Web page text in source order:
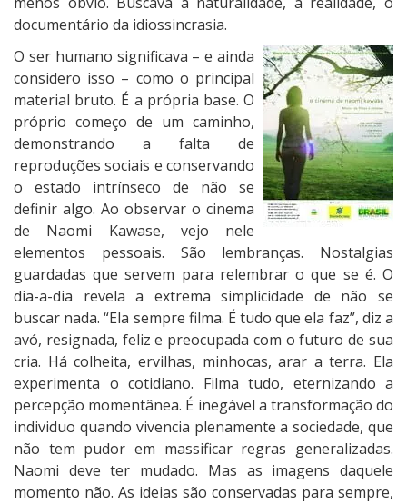
documentário da idiossincrasia.
O ser humano significava – e ainda
considero isso – como o principal
material bruto. É a própria base. O
próprio começo de um caminho,
demonstrando a falta de
reproduções sociais e conservando
o estado intrínseco de não se
definir algo. Ao observar o cinema
de Naomi Kawase, vejo nele
elementos pessoais. São lembranças. Nostalgias
guardadas que servem para relembrar o que se é. O
dia-a-dia revela a extrema simplicidade de não se
buscar nada. “Ela sempre filma. É tudo que ela faz”, diz a
avó, resignada, feliz e preocupada com o futuro de sua
cria. Há colheita, ervilhas, minhocas, arar a terra. Ela
experimenta o cotidiano. Filma tudo, eternizando a
percepção momentânea. É inegável a transformação do
individuo quando vivencia plenamente a sociedade, que
não tem pudor em massificar regras generalizadas.
Naomi deve ter mudado. Mas as imagens daquele
momento não. As ideias são conservadas para sempre,